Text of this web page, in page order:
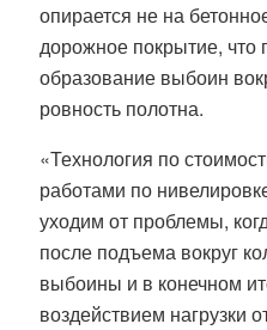
опирается не на
дорожное покрытие, что
образование выбоин
ровность полотна.
«Технология по
работами по
уходим от проблемы,
после подъема вокруг
выбоины и в конечном
воздействием нагрузки